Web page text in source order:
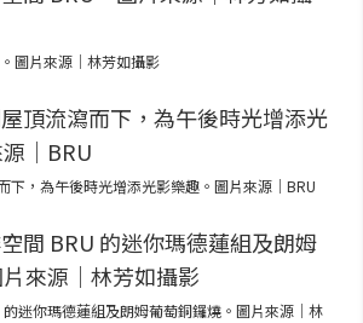
圖片來源｜林芳如攝影
下，為午後時光增添光影樂趣。圖片來源｜BRU
迷你瑪德蓮組及朗姆葡萄銅鑼燒。圖片來源｜林